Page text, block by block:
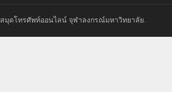
สมุดโทรศัพท์ออนไลน์ จุฬาลงกรณ์มหาวิทยาลัย.